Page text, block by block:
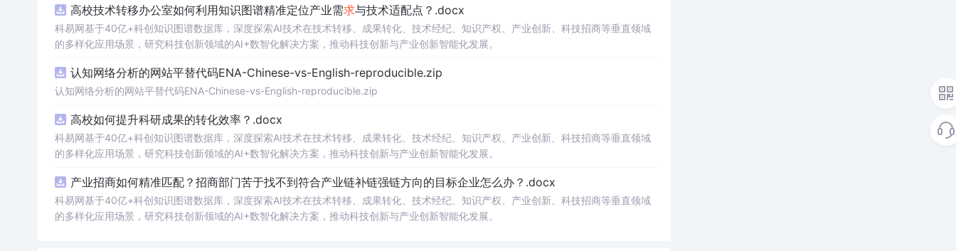
高校技术转移办公室如何利用知识图谱精准定位产业需求与技术适配点？.docx
科易网基于40亿+科创知识图谱数据库，深度探索AI技术在技术转移、成果转化、技术经纪、知识产权、产业创新、科技招商等垂直领域
的多样化应用场景，研究科技创新领域的AI+数智化解决方案，推动科技创新与产业创新智能化发展。
认知网络分析的网站平替代码ENA-Chinese-vs-English-reproducible.zip
认知网络分析的网站平替代码ENA-Chinese-vs-English-reproducible.zip
高校如何提升科研成果的转化效率？.docx
科易网基于40亿+科创知识图谱数据库，深度探索AI技术在技术转移、成果转化、技术经纪、知识产权、产业创新、科技招商等垂直领域
的多样化应用场景，研究科技创新领域的AI+数智化解决方案，推动科技创新与产业创新智能化发展。
产业招商如何精准匹配？招商部门苦于找不到符合产业链补链强链方向的目标企业怎么办？.docx
科易网基于40亿+科创知识图谱数据库，深度探索AI技术在技术转移、成果转化、技术经纪、知识产权、产业创新、科技招商等垂直领域
的多样化应用场景，研究科技创新领域的AI+数智化解决方案，推动科技创新与产业创新智能化发展。